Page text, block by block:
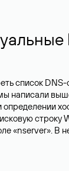
список
написали
определении
строку
«nserver». В